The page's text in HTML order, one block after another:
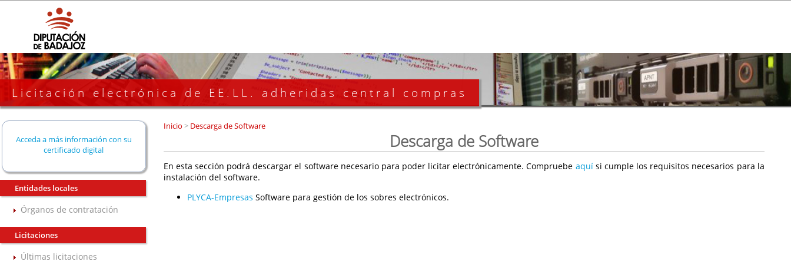
Licitación electrónica de EE.LL. adheridas central compras
Acceda a más información con su
certificado digital
Entidades locales
Órganos de contratación
Licitaciones
Últimas licitaciones
Inicio >Descarga de Software
Descarga de Software
En esta sección podrá descargar el software necesario para poder licitar electrónicamente. Compruebe aquísi cumple los requisitos necesarios para la
instalación del software.
PLYCA-Empresas Software para gestión de los sobres electrónicos.